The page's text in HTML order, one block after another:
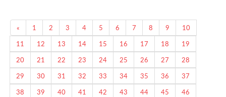
« Previous
1 2 3 4 5 6 7 8 9
10
11
12 13 14 15 16 17 18
19
20
21 22 23 24 25 26 27
28
29
30 31 32 33 34 35 36
37
38
39 40 41 42 43 44 45
46